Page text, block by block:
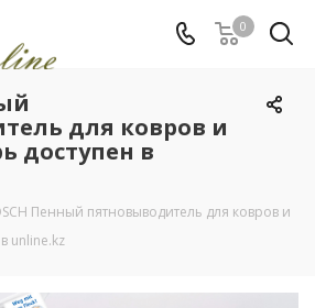
0
для ковров и
доступен в
Пенный пятновыводитель для ковров и
unline.kz